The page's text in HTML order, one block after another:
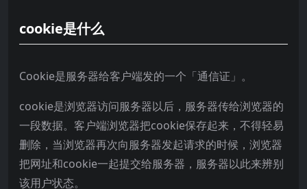
cookie是什么
Cookie是服务器给客户端发的一个「通信证」。
cookie是浏览器访问服务器以后，服务器传给浏览器的
一段数据。客户端浏览器把cookie保存起来，不得轻易
删除，当浏览器再次向服务器发起请求的时候，浏览器
把网址和cookie一起提交给服务器，服务器以此来辨别
该用户状态。